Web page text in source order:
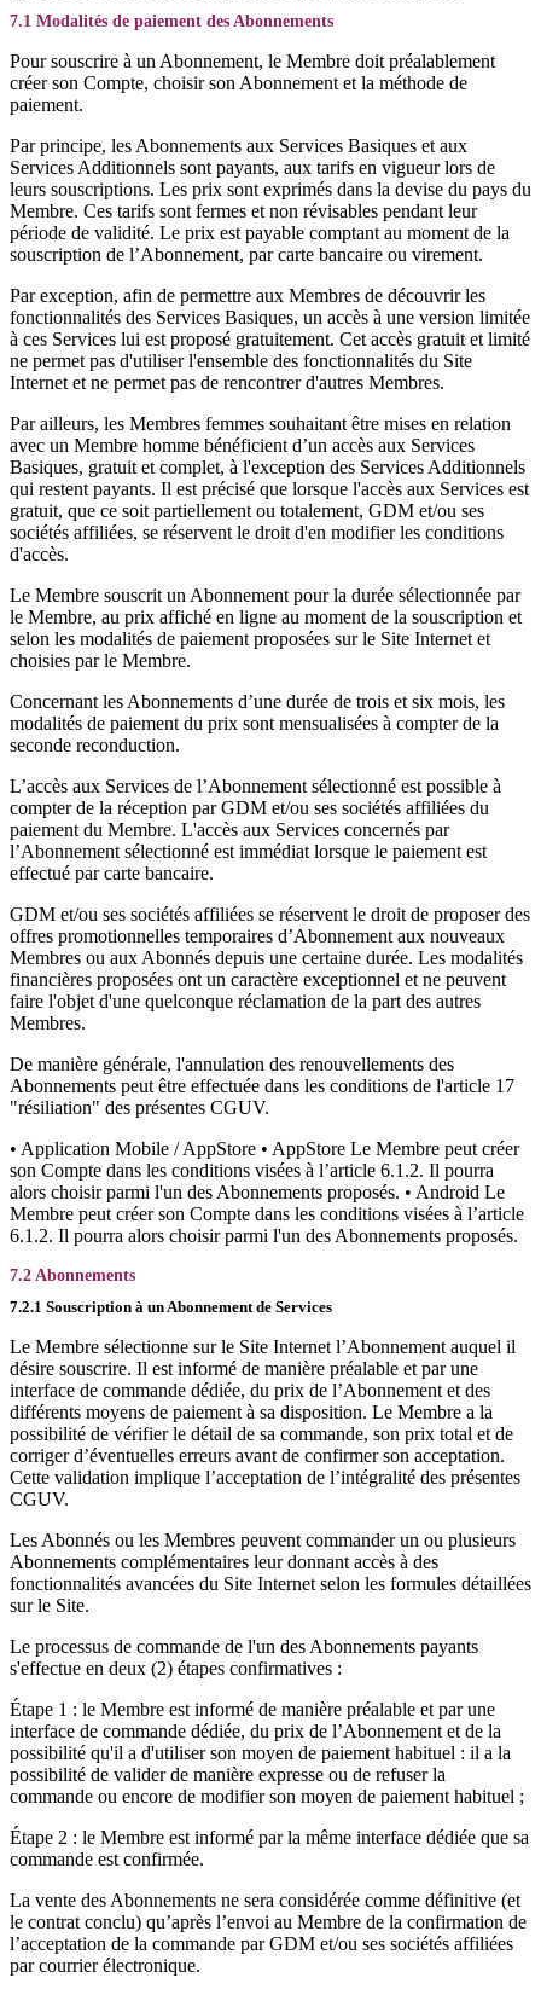
7.1 Modalités de paiement des Abonnements
Pour souscrire à un Abonnement, le Membre doit préalablement
créer son Compte, choisir son Abonnement et la méthode de
paiement.
Par principe, les Abonnements aux Services Basiques et aux
Services Additionnels sont payants, aux tarifs en vigueur lors de
leurs souscriptions. Les prix sont exprimés dans la devise du pays du
Membre. Ces tarifs sont fermes et non révisables pendant leur
période de validité. Le prix est payable comptant au moment de la
souscription de l’Abonnement, par carte bancaire ou virement.
Par exception, afin de permettre aux Membres de découvrir les
fonctionnalités des Services Basiques, un accès à une version limitée
à ces Services lui est proposé gratuitement. Cet accès gratuit et limité
ne permet pas d'utiliser l'ensemble des fonctionnalités du Site
Internet et ne permet pas de rencontrer d'autres Membres.
Par ailleurs, les Membres femmes souhaitant être mises en relation
avec un Membre homme bénéficient d’un accès aux Services
Basiques, gratuit et complet, à l'exception des Services Additionnels
qui restent payants. Il est précisé que lorsque l'accès aux Services est
gratuit, que ce soit partiellement ou totalement, GDM et/ou ses
sociétés affiliées, se réservent le droit d'en modifier les conditions
d'accès.
Le Membre souscrit un Abonnement pour la durée sélectionnée par
le Membre, au prix affiché en ligne au moment de la souscription et
selon les modalités de paiement proposées sur le Site Internet et
choisies par le Membre.
Concernant les Abonnements d’une durée de trois et six mois, les
modalités de paiement du prix sont mensualisées à compter de la
seconde reconduction.
L’accès aux Services de l’Abonnement sélectionné est possible à
compter de la réception par GDM et/ou ses sociétés affiliées du
paiement du Membre. L'accès aux Services concernés par
l’Abonnement sélectionné est immédiat lorsque le paiement est
effectué par carte bancaire.
GDM et/ou ses sociétés affiliées se réservent le droit de proposer des
offres promotionnelles temporaires d’Abonnement aux nouveaux
Membres ou aux Abonnés depuis une certaine durée. Les modalités
financières proposées ont un caractère exceptionnel et ne peuvent
faire l'objet d'une quelconque réclamation de la part des autres
Membres.
De manière générale, l'annulation des renouvellements des
Abonnements peut être effectuée dans les conditions de l'article 17
"résiliation" des présentes CGUV.
• Application Mobile / AppStore • AppStore Le Membre peut créer
son Compte dans les conditions visées à l’article 6.1.2. Il pourra
alors choisir parmi l'un des Abonnements proposés. • Android Le
Membre peut créer son Compte dans les conditions visées à l’article
6.1.2. Il pourra alors choisir parmi l'un des Abonnements proposés.
7.2 Abonnements
7.2.1 Souscription à un Abonnement de Services
Le Membre sélectionne sur le Site Internet l’Abonnement auquel il
désire souscrire. Il est informé de manière préalable et par une
interface de commande dédiée, du prix de l’Abonnement et des
différents moyens de paiement à sa disposition. Le Membre a la
possibilité de vérifier le détail de sa commande, son prix total et de
corriger d’éventuelles erreurs avant de confirmer son acceptation.
Cette validation implique l’acceptation de l’intégralité des présentes
CGUV.
Les Abonnés ou les Membres peuvent commander un ou plusieurs
Abonnements complémentaires leur donnant accès à des
fonctionnalités avancées du Site Internet selon les formules détaillées
sur le Site.
Le processus de commande de l'un des Abonnements payants
s'effectue en deux (2) étapes confirmatives :
Étape 1 : le Membre est informé de manière préalable et par une
interface de commande dédiée, du prix de l’Abonnement et de la
possibilité qu'il a d'utiliser son moyen de paiement habituel : il a la
possibilité de valider de manière expresse ou de refuser la
commande ou encore de modifier son moyen de paiement habituel ;
Étape 2 : le Membre est informé par la même interface dédiée que sa
commande est confirmée.
La vente des Abonnements ne sera considérée comme définitive (et
le contrat conclu) qu’après l’envoi au Membre de la confirmation de
l’acceptation de la commande par GDM et/ou ses sociétés affiliées
par courrier électronique.